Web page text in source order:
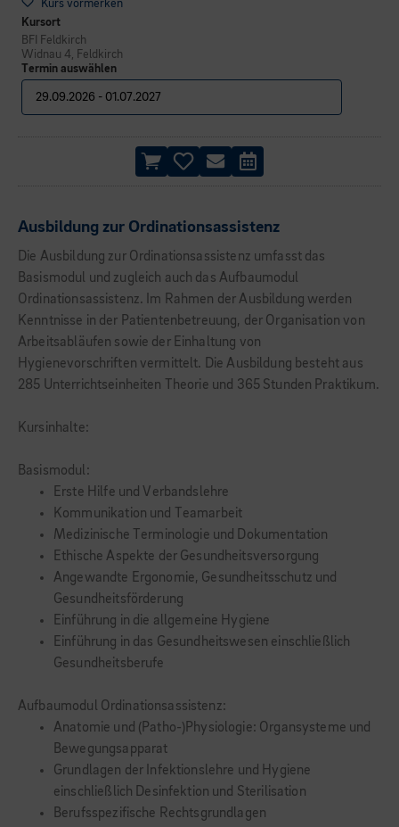
Kurs vormerken
Kursort
BFI Feldkirch
Widnau 4, Feldkirch
Termin auswählen
Ausbildung zur Ordinationsassistenz
Die Ausbildung zur Ordinationsassistenz umfasst das
Basismodul und zugleich auch das Aufbaumodul
Ordinationsassistenz. Im Rahmen der Ausbildung werden
Kenntnisse in der Patientenbetreuung, der Organisation von
Arbeitsabläufen sowie der Einhaltung von
Hygienevorschriften vermittelt. Die Ausbildung besteht aus
285 Unterrichtseinheiten Theorie und 365 Stunden Praktikum.
Kursinhalte:
Basismodul:
Erste Hilfe und Verbandslehre
Kommunikation und Teamarbeit
Medizinische Terminologie und Dokumentation
Ethische Aspekte der Gesundheitsversorgung
Angewandte Ergonomie, Gesundheitsschutz und
Gesundheitsförderung
Einführung in die allgemeine Hygiene
Einführung in das Gesundheitswesen einschließlich
Gesundheitsberufe
Aufbaumodul Ordinationsassistenz:
Anatomie und (Patho-)Physiologie: Organsysteme und
Bewegungsapparat
Grundlagen der Infektionslehre und Hygiene
einschließlich Desinfektion und Sterilisation
Berufsspezifische Rechtsgrundlagen